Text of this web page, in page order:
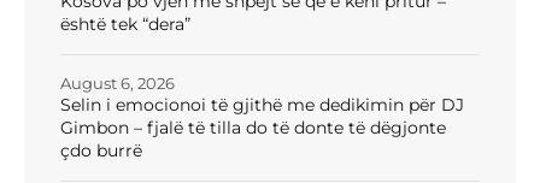
është tek “dera”
Selin i emocionoi të gjithë me dedikimin për DJ
Gimbon – fjalë të tilla do të donte të dëgjonte
çdo burrë
August 6, 2026